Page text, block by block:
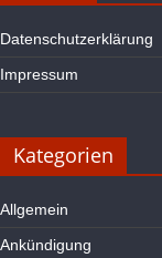
Datenschutzerklärung
Impressum
Kategorien
Allgemein
Ankündigung